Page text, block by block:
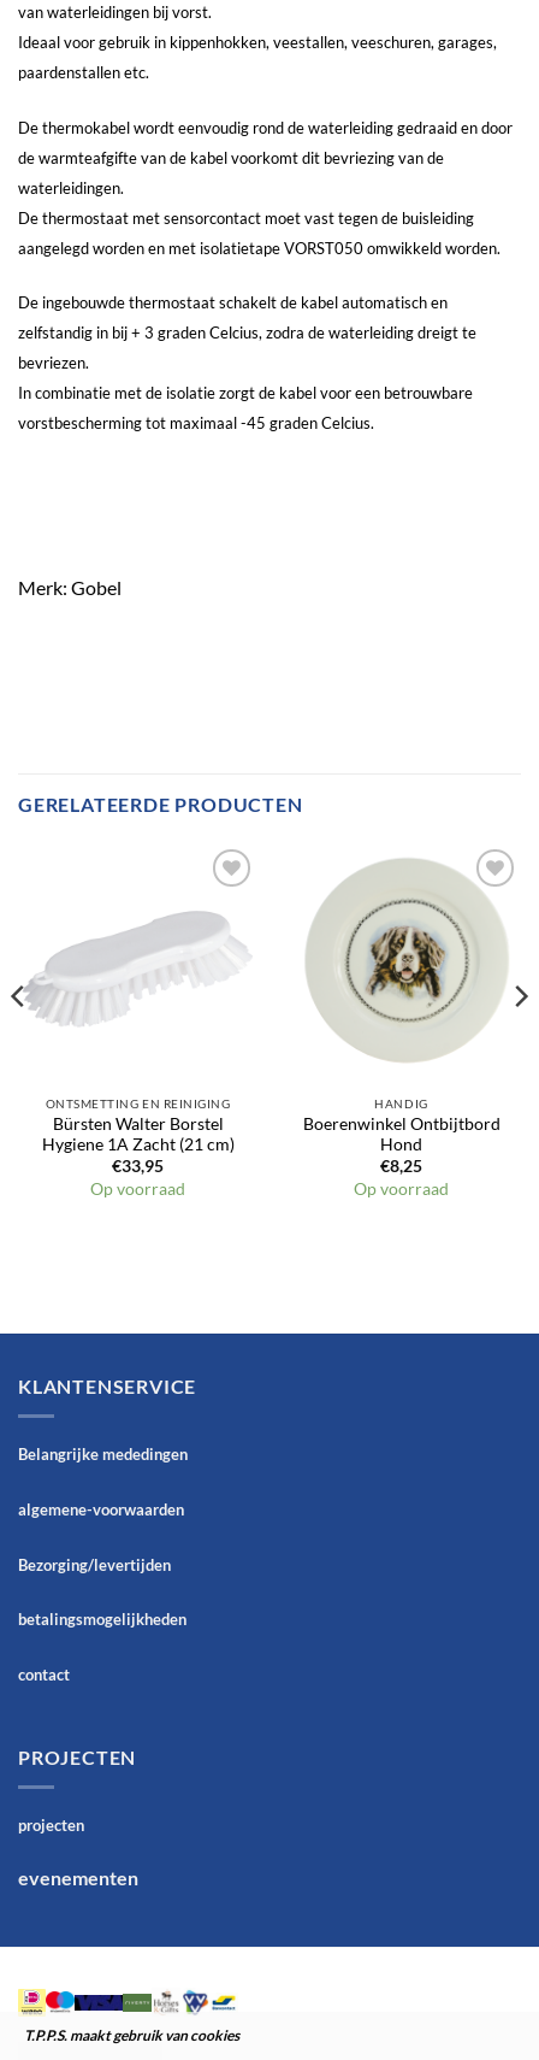
van waterleidingen bij vorst.
Ideaal voor gebruik in kippenhokken, veestallen, veeschuren, garages,
paardenstallen etc.
De thermokabel wordt eenvoudig rond de waterleiding gedraaid en door
de warmteafgifte van de kabel voorkomt dit bevriezing van de
waterleidingen.
De thermostaat met sensorcontact moet vast tegen de buisleiding
aangelegd worden en met isolatietapeVORST050omwikkeld worden.
De ingebouwde thermostaat schakelt de kabel automatisch en
zelfstandig in bij + 3 graden Celcius, zodra de waterleiding dreigt te
bevriezen.
In combinatie met de isolatie zorgt de kabel voor een betrouwbare
vorstbescherming tot maximaal -45 graden Celcius.
Merk: Gobel
GERELATEERDE PRODUCTEN
aan
verlanglijst
ONTSMETTING EN REINIGING
Bürsten Walter Borstel
Hygiene 1A Zacht (21 cm)
€33,95
Op voorraad
Toevoegen
verlanglijst
HANDIG
Boerenwinkel Ontbijtbord
Hond
€8,25
Op voorraad
KLANTENSERVICE
Belangrijke mededingen
algemene-voorwaarden
Bezorging/levertijden
betalingsmogelijkheden
contact
PROJECTEN
projecten
evenementen
T.P.P.S. maakt gebruik van cookies